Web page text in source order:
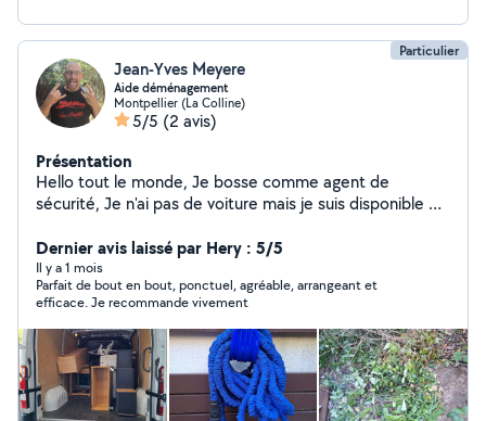
Particulier
Jean-Yves Meyere
Aide déménagement
Montpellier (La Colline)
5/5 (2 avis)
Présentation
Hello tout le monde, Je bosse comme agent de
sécurité, Je n'ai pas de voiture mais je suis disponible et
plaisir que je vous aiderai à déménager. je n'ai aucun
problème pour porter des charges lourdes. je suis
également photographe amateur, je pratique quelques
danses : le rock, bachata, west coast swing, à bientôt,
au plaisir de vous croiser a l'occasion ;)
Dernier avis laissé par Hery : 5/5
Il y a 1 mois
Parfait de bout en bout, ponctuel, agréable, arrangeant et
efficace. Je recommande vivement